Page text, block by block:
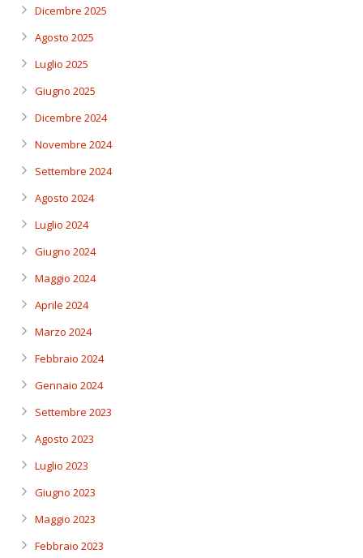
Dicembre 2025
Agosto 2025
Luglio 2025
Giugno 2025
Dicembre 2024
Novembre 2024
Settembre 2024
Agosto 2024
Luglio 2024
Giugno 2024
Maggio 2024
Aprile 2024
Marzo 2024
Febbraio 2024
Gennaio 2024
Settembre 2023
Agosto 2023
Luglio 2023
Giugno 2023
Maggio 2023
Febbraio 2023